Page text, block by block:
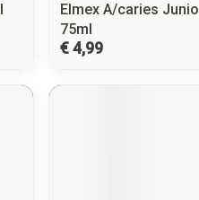
Elmex A/caries
75ml
€ 4,99